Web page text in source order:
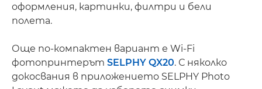
оформления, картинки, филтри и бели
полета.
Още по-компактен вариант е Wi-Fi
фотопринтерът SELPHY QX20. С няколко
докосвания в приложението SELPHY Photo